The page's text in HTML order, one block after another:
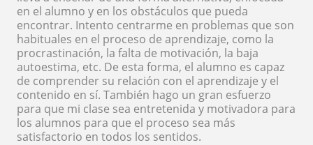
en el alumno y en los obstáculos que pueda
encontrar. Intento centrarme en problemas que son
habituales en el proceso de aprendizaje, como la
procrastinación, la falta de motivación, la baja
autoestima, etc. De esta forma, el alumno es capaz
de comprender su relación con el aprendizaje y el
contenido en sí. También hago un gran esfuerzo
para que mi clase sea entretenida y motivadora para
los alumnos para que el proceso sea más
satisfactorio en todos los sentidos.